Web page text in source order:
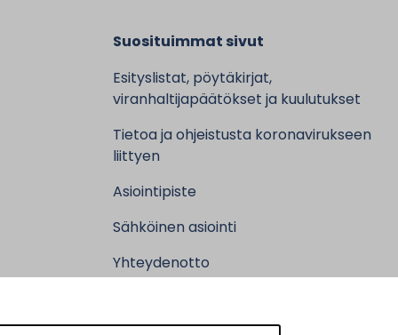
Suosituimmat sivut
Esityslistat, pöytäkirjat,
viranhaltijapäätökset ja kuulutukset
Tietoa ja ohjeistusta koronavirukseen
liittyen
Asiointipiste
Sähköinen asiointi
Yhteydenotto